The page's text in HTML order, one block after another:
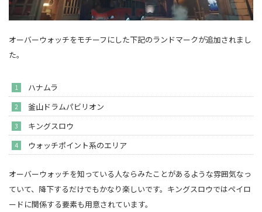
オーバーウォッチをモチーフにした下記のランドマークが追加されまし
た。
ハナムラ
釜山ドラムパビリオン
キングスロウ
ウォッチポイント系のエリア
オーバーウォッチを知っている人ならみたことがあるような雰囲気なっ
ていて、降下するだけでもかなり楽しいです。キングスロウではペイロ
ードに関係する要素も用意されています。